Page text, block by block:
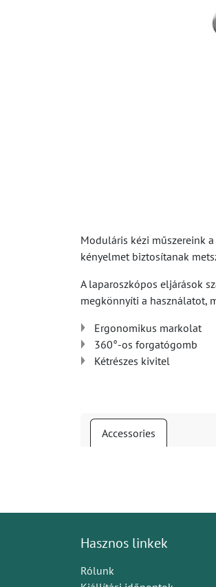
Moduláris kézi műszereink
kényelmet biztosítanak
A laparoszkópos eljárások
megkönnyíti a használatot,
Ergonomikus markolat
360°-os forgatógomb
Kétrészes kivitel
Accessories
Hasznos linkek
Rólunk